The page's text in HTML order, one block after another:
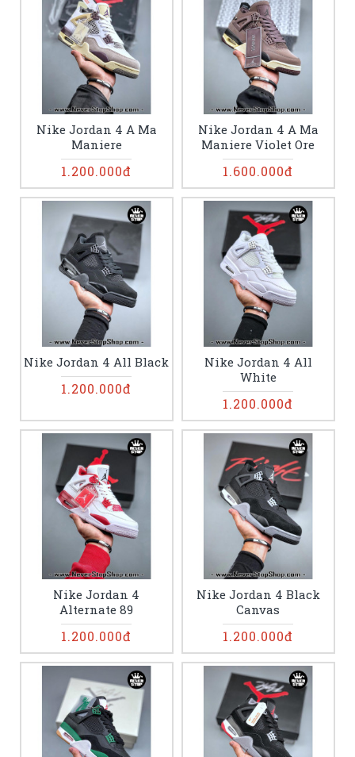
Nike Jordan 4 A Ma
Maniere
1.200.000đ
Nike Jordan 4 A Ma
Maniere Violet Ore
1.600.000đ
Nike Jordan 4 All Black
1.200.000đ
Nike Jordan 4 All
White
1.200.000đ
Nike Jordan 4
Alternate 89
1.200.000đ
Nike Jordan 4 Black
Canvas
1.200.000đ